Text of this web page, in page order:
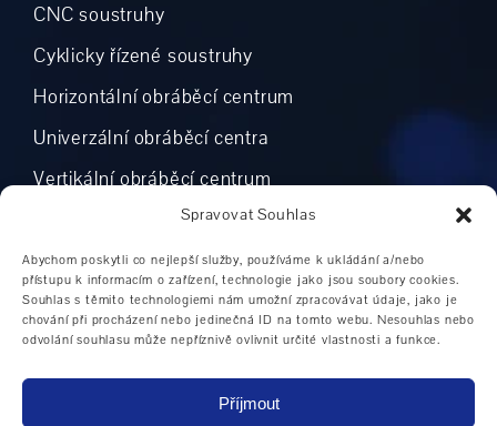
Spravovat Souhlas
Abychom poskytli co nejlepší služby, používáme k ukládání a/nebo
přístupu k informacím o zařízení, technologie jako jsou soubory cookies.
Souhlas s těmito technologiemi nám umožní zpracovávat údaje, jako je
chování při procházení nebo jedinečná ID na tomto webu. Nesouhlas nebo
odvolání souhlasu může nepříznivě ovlivnit určité vlastnosti a funkce.
Příjmout
CNC soustruhy
Cyklicky řízené soustruhy
Horizontální obráběcí centrum
Univerzální obráběcí centra
Vertikální obráběcí centrum
VÝROBCI
DMG MORI